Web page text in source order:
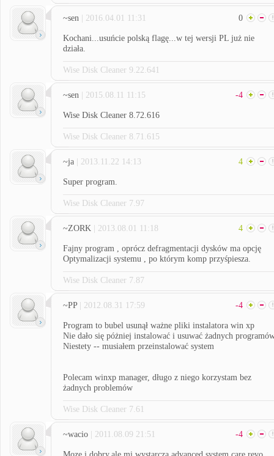
~sen | 2016.04.01 11:31 0
Kochani...usuńcie polską flagę...w tej wersji PL już nie
działa.
Wise Disk Cleaner 9.22.641
~sen | 2015.08.11 11:15 -4
Wise Disk Cleaner 8.72.616
Wise Disk Cleaner 8.71.615
~ja | 2013.11.22 14:13 4
Super program.
Wise Disk Cleaner 7.97
~ZORK | 2013.08.01 11:18 4
Fajny program , oprócz defragmentacji dysków ma opcję
Optymalizacji systemu , po którym komp przyśpiesza.
Wise Disk Cleaner 7.87
~PP | 2012.08.31 17:59 -4
Program to bubel usunął ważne pliki instalatora win xp
Nie dało się póżniej instalować i usuwać żadnych
Niestety -- musiałem przeinstalować system
Polecam winxp manager, długo z niego korzystam bez
żadnych problemów
Wise Disk Cleaner 7.61
~wacio | 2011.08.09 21:51 -4